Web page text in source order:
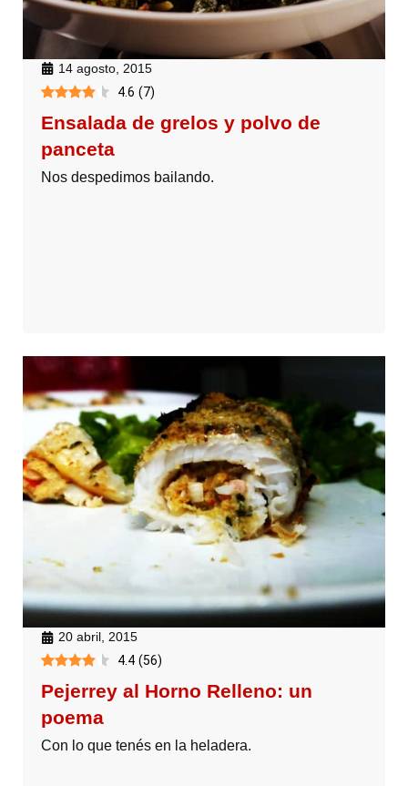
14 agosto, 2015
4.6 (7)
Ensalada de grelos y polvo de
panceta
Nos despedimos bailando.
20 abril, 2015
4.4 (56)
Pejerrey al Horno Relleno: un
poema
Con lo que tenés en la heladera.